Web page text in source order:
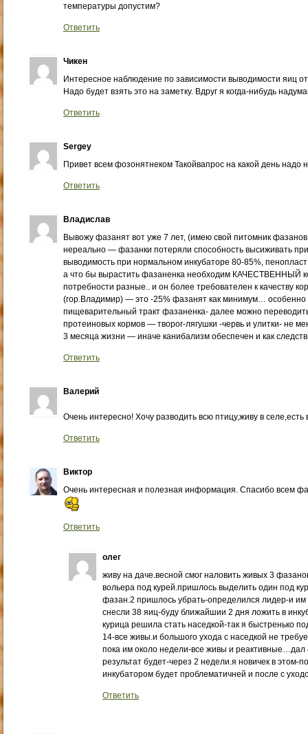
температуры допустим?
Ответить
Чикен
Интересное наблюдение по зависимости выводимости яиц от
Надо будет взять это на заметку. Вдруг я когда-нибудь
Ответить
Sergey
Привет всем фозонятнеком Такойвапрос на какой день надо
Ответить
Владислав
Вывожу фазанят вот уже 7 лет, (имею свой питомник фазанов
нереально — фазанки потеряли способность высиживать
выводимость при нормальном инкубаторе 80-85%,
а что бы вырастить фазаненка необходим КАЧЕСТВЕННЫЙ
потребности разные.. и он более требователен к качеству
(гор.Владимир) — это -25% фазанят как минимум…
пищеварительный тракт фазаненка- далее можно
протеиновых кормов — творог-лягушки -червь и улитки- не
3 месяца жизни — иначе канибализм обеспечен и как
Ответить
Валерий
Очень интересно! Хочу разводить всю птицу,живу в
Ответить
Виктор
Очень интересная и полезная информация. Спасибо всем
Ответить
олег
живу на даче.весной смог наловить живых 3
вольера под курей.пришлось выделить один под
фазан.2 пришлось убрать-определился лидер-и
снесли 38 яиц-буду ближайшии 2 дня ложить в
курица решила стать наседкой-так я быстренько
14-все живы.и большого ухода с наседкой не
пока им около недели-все живы и
результат будет-через 2 недели.я новичек в этом-
инкубатором будет проблематичней и после с
Ответить